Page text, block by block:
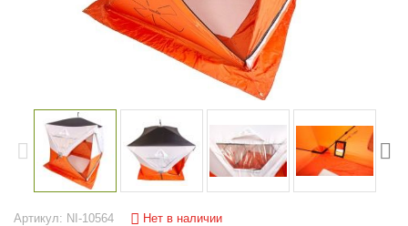
Артикул: NI-10564 Нет в наличии